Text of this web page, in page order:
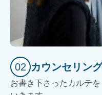
02 カウンセリン
お書き下さったカルテ